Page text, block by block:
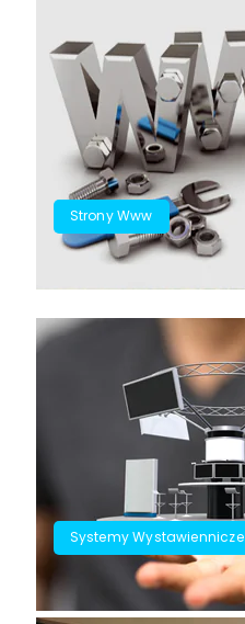
Strony Www
Systemy Wystawiennicze